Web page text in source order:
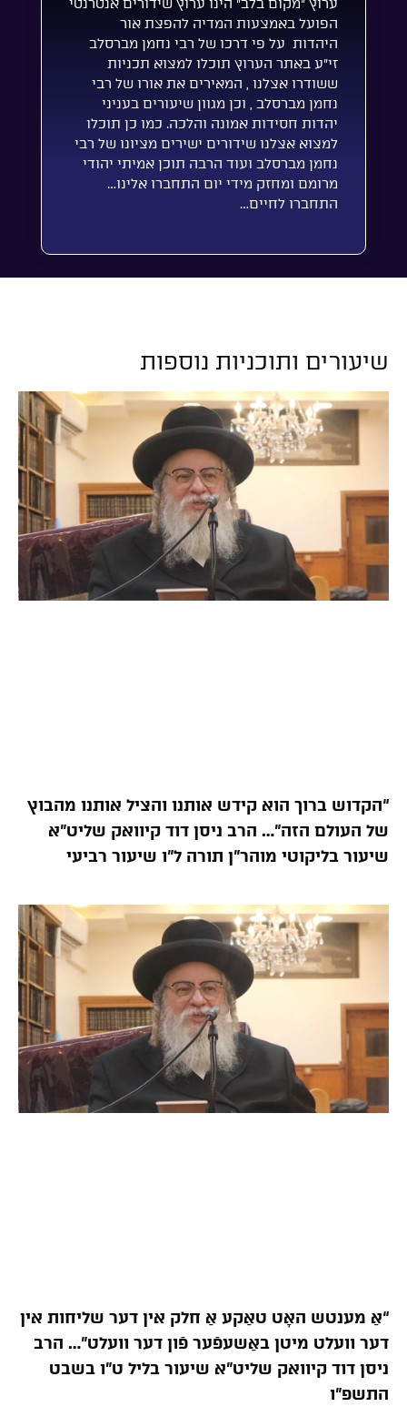
ערוץ “מקום בלב” הינו ערוץ שידורים אנטרנטי
הפועל באמצעות המדיה להפצת אור
היהדות על פי דרכו של רבי נחמן מברסלב
זי”ע באתר הערוץ תוכלו למצוא תכניות
ששודרו אצלנו , המאירים את אורו של רבי
נחמן מברסלב , וכן מגוון שיעורים בעניני
יהדות חסידות אמונה והלכה. כמו כן תוכלו
למצוא אצלנו שידורים ישירים מציונו של רבי
נחמן מברסלב ועוד הרבה תוכן אמיתי יהודי
מרומם ומחזק מידי יום התחברו אלינו…
התחברו לחיים…
שיעורים ותוכניות נוספות
“הקדוש ברוך הוא קידש אותנו והציל אותנו מהבוץ
של העולם הזה”… הרב ניסן דוד קיוואק שליט”א
שיעור בליקוטי מוהר”ן תורה ל”ו שיעור רביעי
“אַ מענטש האָט טאַקע אַ חלק אין דער שליחות אין
דער וועלט מיטן באַשעפֿער פֿון דער וועלט”… הרב
ניסן דוד קיוואק שליט”א שיעור בליל ט”ו בשבט
התשפ”ו